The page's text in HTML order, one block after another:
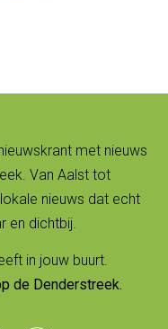
met nieuws
Van Aalst tot
nieuws dat echt
en dichtbij.
in jouw buurt.
de Denderstreek.